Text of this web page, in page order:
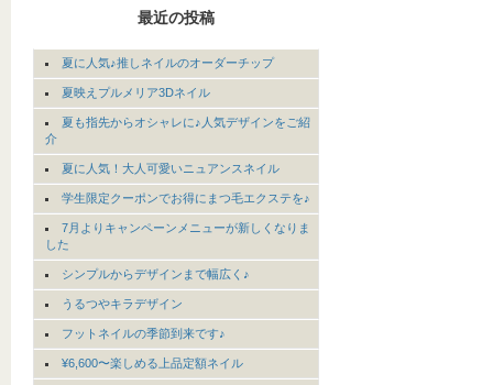
最近の投稿
夏に人気♪推しネイルのオーダーチップ
夏映えプルメリア3Dネイル
夏も指先からオシャレに♪人気デザインをご紹
介
夏に人気！大人可愛いニュアンスネイル
学生限定クーポンでお得にまつ毛エクステを♪
7月よりキャンペーンメニューが新しくなりま
した
シンプルからデザインまで幅広く♪
うるつやキラデザイン
フットネイルの季節到来です♪
¥6,600〜楽しめる上品定額ネイル